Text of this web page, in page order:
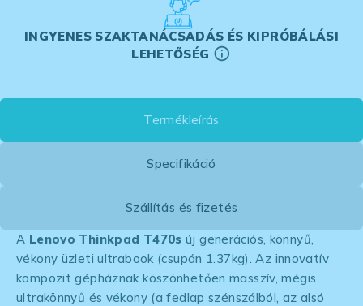
INGYENES SZAKTANÁCSADÁS ÉS KIPRÓBÁLÁSI
LEHETŐSÉG
Termékleírás
Specifikáció
Szállítás és fizetés
A Lenovo Thinkpad T470s új generációs, könnyű,
vékony üzleti ultrabook (csupán 1.37kg). Az innovatív
kompozit gépháznak köszönhetően masszív, mégis
ultrakönnyű és vékony (a fedlap szénszálból, az alsó